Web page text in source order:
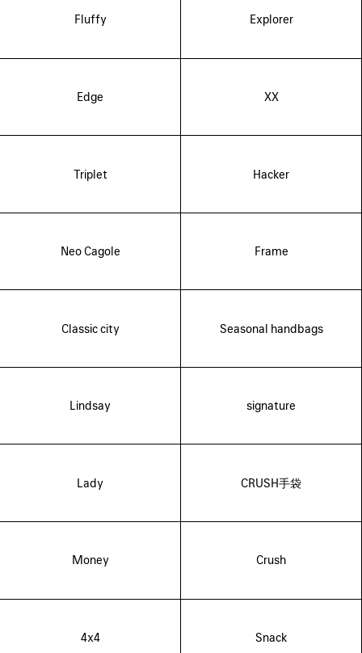
Fluffy Explorer
Edge XX
Triplet Hacker
Neo Cagole Frame
Classic city Seasonal handbags
Lindsay signature
Lady CRUSH手袋
Money Crush
4x4 Snack